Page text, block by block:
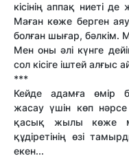
кісінің аппақ ниеті
Маған көже берген
болған шығар, бәлкім.
Мен оны әлі күнге
сол кісіге іштей алғыс
***
Кейде адамға өмір
жасау үшін көп
қасық жылы көже
құдіретінің өзі
екен...